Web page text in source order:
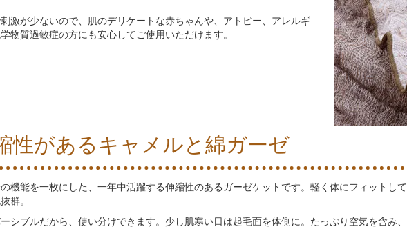
激が少ないので、肌のデリケートな赤ちゃんや、アトピー、アレルギ
物質過敏症の方にも安心してご使用いただけます。
性があるキャメルと綿ガーゼ
機能を一枚にした、一年中活躍する伸縮性のあるガーゼケットです。軽く体にフィットして
群。
シブルだから、使い分けできます。少し肌寒い日は起毛面を体側に。たっぷり空気を含み、